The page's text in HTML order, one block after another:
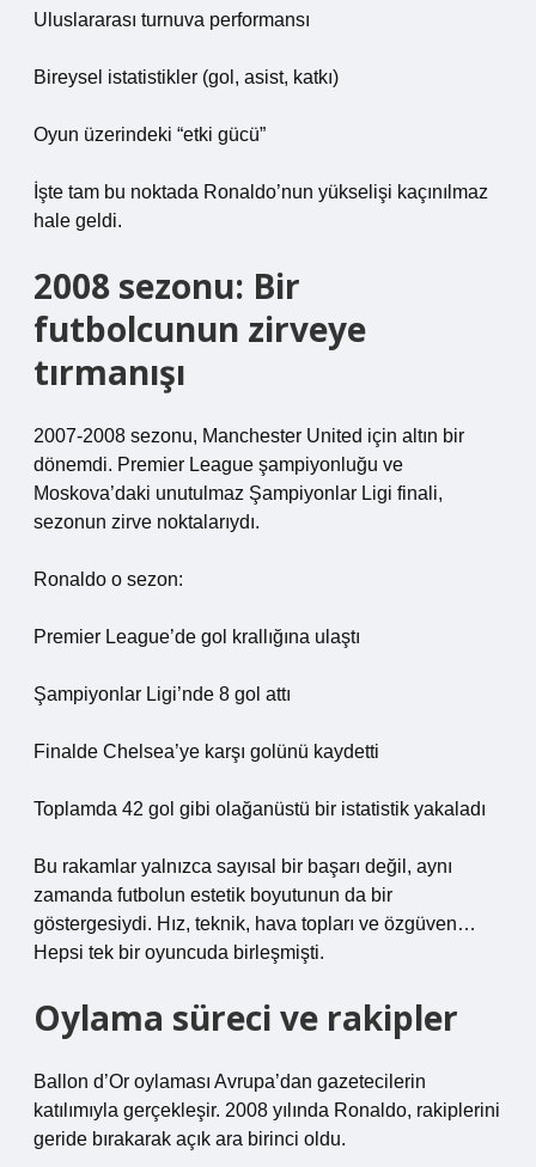
Uluslararası turnuva performansı
Bireysel istatistikler (gol, asist, katkı)
Oyun üzerindeki “etki gücü”
İşte tam bu noktada Ronaldo’nun yükselişi kaçınılmaz
hale geldi.
2008 sezonu: Bir
futbolcunun zirveye
tırmanışı
2007-2008 sezonu, Manchester United için altın bir
dönemdi. Premier League şampiyonluğu ve
Moskova’daki unutulmaz Şampiyonlar Ligi finali,
sezonun zirve noktalarıydı.
Ronaldo o sezon:
Premier League’de gol krallığına ulaştı
Şampiyonlar Ligi’nde 8 gol attı
Finalde Chelsea’ye karşı golünü kaydetti
Toplamda 42 gol gibi olağanüstü bir istatistik yakaladı
Bu rakamlar yalnızca sayısal bir başarı değil, aynı
zamanda futbolun estetik boyutunun da bir
göstergesiydi. Hız, teknik, hava topları ve özgüven…
Hepsi tek bir oyuncuda birleşmişti.
Oylama süreci ve rakipler
Ballon d’Or oylaması Avrupa’dan gazetecilerin
katılımıyla gerçekleşir. 2008 yılında Ronaldo, rakiplerini
geride bırakarak açık ara birinci oldu.